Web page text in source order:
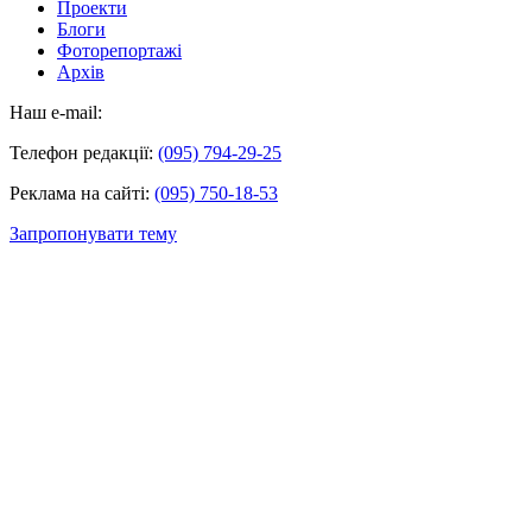
Проекти
Блоги
Фоторепортажі
Архів
Наш e-mail:
Телефон редакції: (095) 794-29-25
Реклама на сайті: (095) 750-18-53
Запропонувати тему